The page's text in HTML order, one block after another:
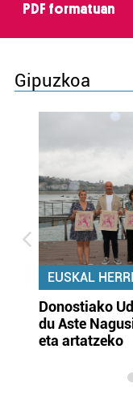
PDF formatuan
Gipuzkoa
EUSKAL
Donostiako
du Aste
eta artatzeko